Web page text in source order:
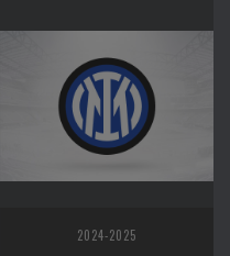
2024-2025